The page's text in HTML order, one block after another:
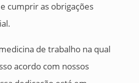
cumprir as obrigações
de trabalho na qual
acordo com nossos